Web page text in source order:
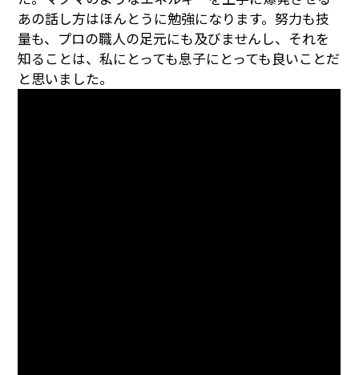
あの話し方はほんとうに勉強になります。努力も技
量も、プロの職人の足元にも及びませんし、それを
知ることは、私にとっても息子にとっても良いことだ
と思いました。